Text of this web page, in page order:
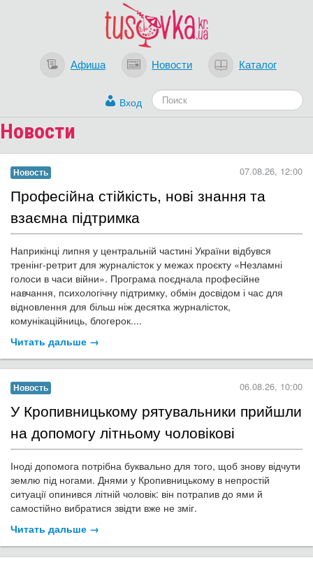
Афиша Новости Каталог
Вход
Новости
Новость 07.08.26, 12:00
​Професійна стійкість, нові знання та
взаємна підтримка
Наприкінці липня у центральній частині України відбувся
тренінг-ретрит для журналісток у межах проєкту «Незламні
голоси в часи війни». Програма поєднала професійне
навчання, психологічну підтримку, обмін досвідом і час для
відновлення для більш ніж десятка журналісток,
комунікаційниць, блогерок....
Читать дальше →
Новость 06.08.26, 10:00
У Кропивницькому рятувальники прийшли
на допомогу літньому чоловікові
Іноді допомога потрібна буквально для того, щоб знову відчути
землю під ногами. Днями у Кропивницькому в непростій
ситуації опинився літній чоловік: він потрапив до ями й
самостійно вибратися звідти вже не зміг.
Читать дальше →